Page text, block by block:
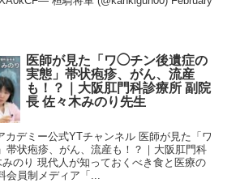
医師が見た「ワ◯チン後遺症の
実態」帯状疱疹、がん、流産
も！？｜大阪肛門科診療所 副院
長 佐々木みのり先生
デミー公式YTチャンネル 医師が見た「ワ
状疱疹、がん、流産も！？｜大阪肛門科
のり 現代人が知っておくべき食と医療の
会員制メディア「...